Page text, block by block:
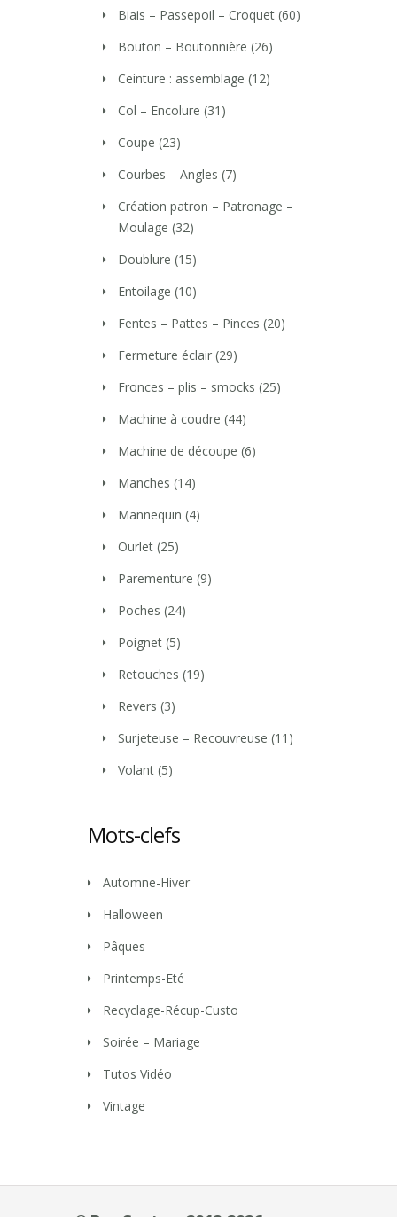
Biais – Passepoil – Croquet (60)
Bouton – Boutonnière (26)
Ceinture : assemblage (12)
Col – Encolure (31)
Coupe (23)
Courbes – Angles (7)
Création patron – Patronage –
Moulage (32)
Doublure (15)
Entoilage (10)
Fentes – Pattes – Pinces (20)
Fermeture éclair (29)
Fronces – plis – smocks (25)
Machine à coudre (44)
Machine de découpe (6)
Manches (14)
Mannequin (4)
Ourlet (25)
Parementure (9)
Poches (24)
Poignet (5)
Retouches (19)
Revers (3)
Surjeteuse – Recouvreuse (11)
Volant (5)
Mots-clefs
Automne-Hiver
Halloween
Pâques
Printemps-Eté
Recyclage-Récup-Custo
Soirée – Mariage
Tutos Vidéo
Vintage